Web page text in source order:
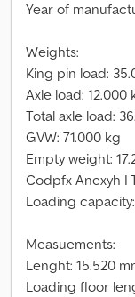
Year of
Weights:
King pin load:
Axle load: 12.000
Total axle load:
GVW: 71.000 kg
Empty weight:
Codpfx Anexyh I
Loading
Measuements:
Lenght: 15.520
Loading floor